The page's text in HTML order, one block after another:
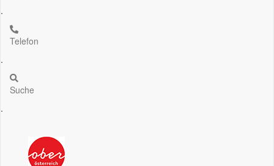
.
Telefon
.
Suche
.